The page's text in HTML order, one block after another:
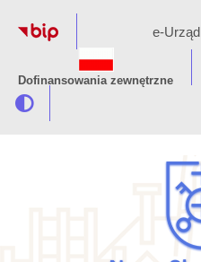
e-Urząd
Dofinansowania zewnętrzne